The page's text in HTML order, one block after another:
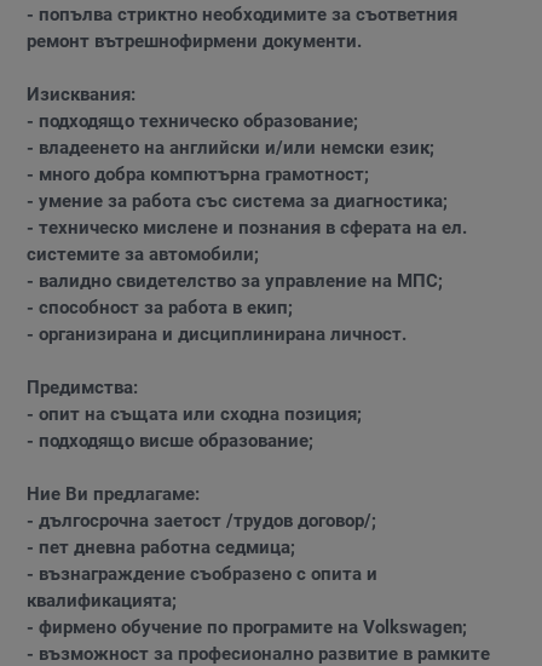
- попълва стриктно необходимите за съответния
ремонт вътрешнофирмени документи.
Изисквания:
- подходящо техническо образование;
- владеенето на английски и/или немски език;
- много добра компютърна грамотност;
- умение за работа със система за диагностика;
- техническо мислене и познания в сферата на ел.
системите за автомобили;
- валидно свидетелство за управление на МПС;
- способност за работа в екип;
- организирана и дисциплинирана личност.
Предимства:
- опит на същата или сходна позиция;
- подходящо висше образование;
Ние Ви предлагаме:
- дългосрочна заетост /трудов договор/;
- пет дневна работна седмица;
- възнаграждение съобразено с опита и
квалификацията;
- фирмено обучение по програмите на Volkswagen;
- възможност за професионално развитие в рамките